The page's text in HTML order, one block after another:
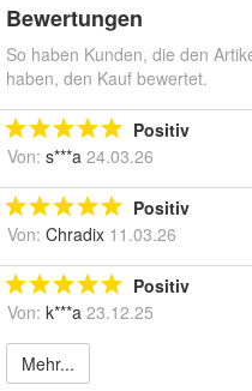
Bewertungen
So haben Kunden, die den
haben, den Kauf bewertet.
Positiv
Von: s***a 24.03.26
Positiv
Von: Chradix 11.03.26
Positiv
Von: k***a 23.12.25
Mehr...